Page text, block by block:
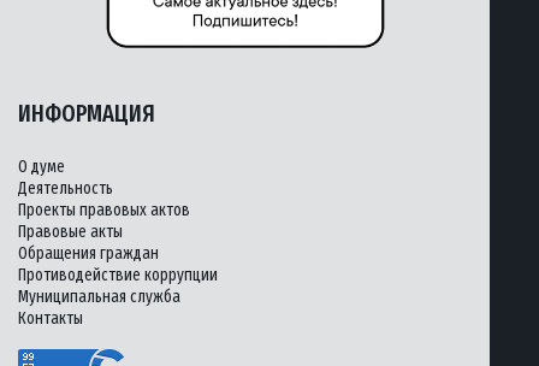
ИНФОРМАЦИЯ
О думе
Деятельность
Проекты правовых актов
Правовые акты
Обращения граждан
Противодействие коррупции
Муниципальная служба
Контакты